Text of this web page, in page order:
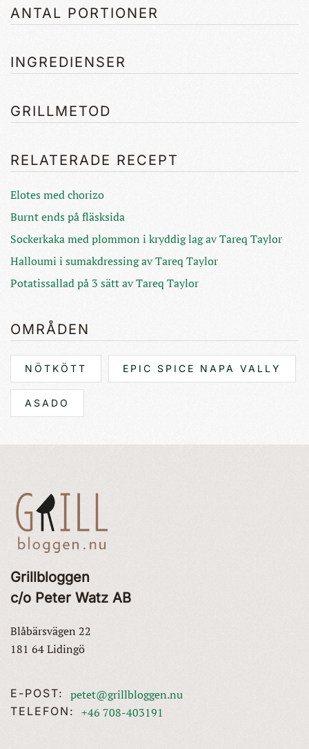
ANTAL PORTIONER
INGREDIENSER
GRILLMETOD
RELATERADE RECEPT
Elotes med chorizo
Burnt ends på fläsksida
Sockerkaka med plommon i kryddig lag av Tareq Taylor
Halloumi i sumakdressing av Tareq Taylor
Potatissallad på 3 sätt av Tareq Taylor
OMRÅDEN
NÖTKÖTT EPIC SPICE NAPA VALLY
ASADO
Grillbloggen
c/o Peter Watz AB
Blåbärsvägen 22
181 64 Lidingö
E-POST: petet@grillbloggen.nu
TELEFON: +46 708-403191